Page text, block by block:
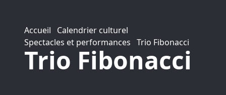
Accueil
Calendrier culturel
Spectacles et performances Trio Fibonacci
Trio Fibonacci